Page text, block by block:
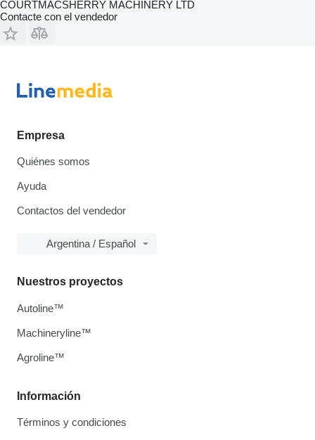
COURTMACSHERRY MACHINERY LTD
Contacte con el vendedor
Empresa
Quiénes somos
Ayuda
Contactos del vendedor
Argentina / Español
Información
Términos y condiciones
Nuestros proyectos
Autoline™
Machineryline™
Agroline™